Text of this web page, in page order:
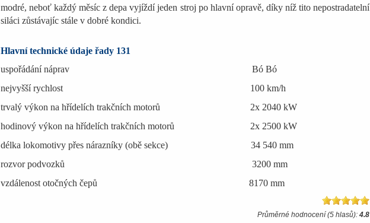
modré, neboť každý měsíc z depa vyjíždí jeden stroj po hlavní opravě, díky níž tito nepostradatelní
siláci zůstávajíc stále v dobré kondici.
Hlavní technické údaje řady 131
uspořádání náprav Bó Bó
nejvyšší rychlost 100 km/h
trvalý výkon na hřídelích trakčních motorů 2x 2040 kW
hodinový výkon na hřídelích trakčních motorů 2x 2500 kW
délka lokomotivy přes nárazníky (obě sekce) 34 540 mm
rozvor podvozků 3200 mm
vzdálenost otočných čepů 8170 mm
Průměrné hodnocení (5 hlasů): 4.8